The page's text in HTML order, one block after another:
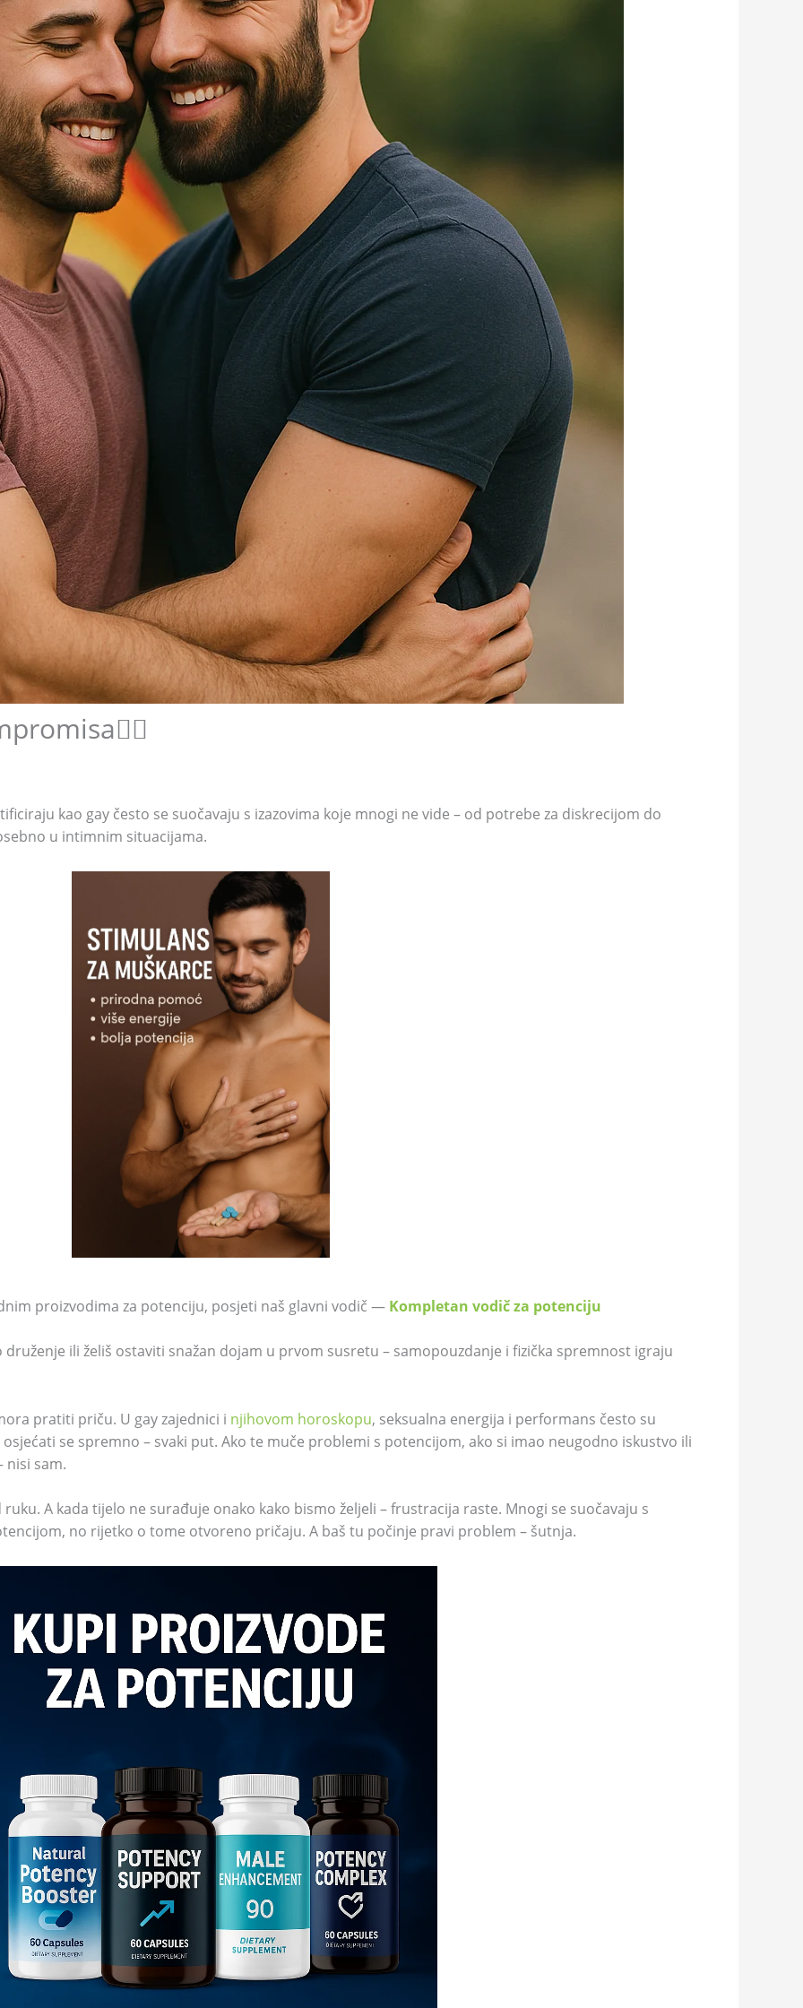
kao gay često se suočavaju s izazovima koje mnogi ne vide – od potrebe za diskrecijom do
u intimnim situacijama.
proizvodima za potenciju, posjeti naš glavni vodič — Kompletan vodič za potenciju
ili želiš ostaviti snažan dojam u prvom susretu – samopouzdanje i fizička spremnost igraju
pratiti priču. U gay zajednici i njihovom horoskopu, seksualna energija i performans često su
se spremno – svaki put. Ako te muče problemi s potencijom, ako si imao neugodno iskustvo ili
nisi sam.
A kada tijelo ne surađuje onako kako bismo željeli – frustracija raste. Mnogi se suočavaju s
no rijetko o tome otvoreno pričaju. A baš tu počinje pravi problem – šutnja.